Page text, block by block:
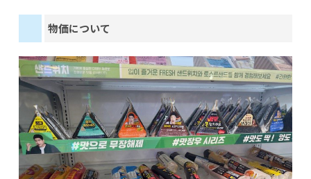
物価について